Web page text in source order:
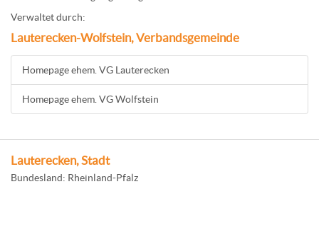
Verwaltet durch:
Lauterecken-Wolfstein, Verbandsgemeinde
Homepage ehem. VG Lauterecken
Homepage ehem. VG Wolfstein
Lauterecken, Stadt
Bundesland: Rheinland-Pfalz